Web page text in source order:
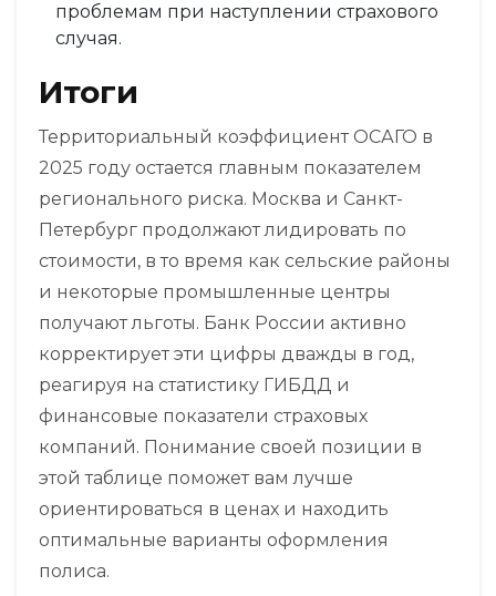
проблемам при наступлении страхового
случая.
Итоги
Территориальный коэффициент ОСАГО в
2025 году остается главным показателем
регионального риска. Москва и Санкт-
Петербург продолжают лидировать по
стоимости, в то время как сельские районы
и некоторые промышленные центры
получают льготы. Банк России активно
корректирует эти цифры дважды в год,
реагируя на статистику ГИБДД и
финансовые показатели страховых
компаний. Понимание своей позиции в
этой таблице поможет вам лучше
ориентироваться в ценах и находить
оптимальные варианты оформления
полиса.